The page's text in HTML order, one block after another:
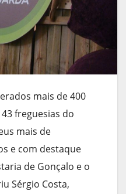
mais de 400
freguesias do
mais de
e com destaque
de Gonçalo e o
Sérgio Costa,